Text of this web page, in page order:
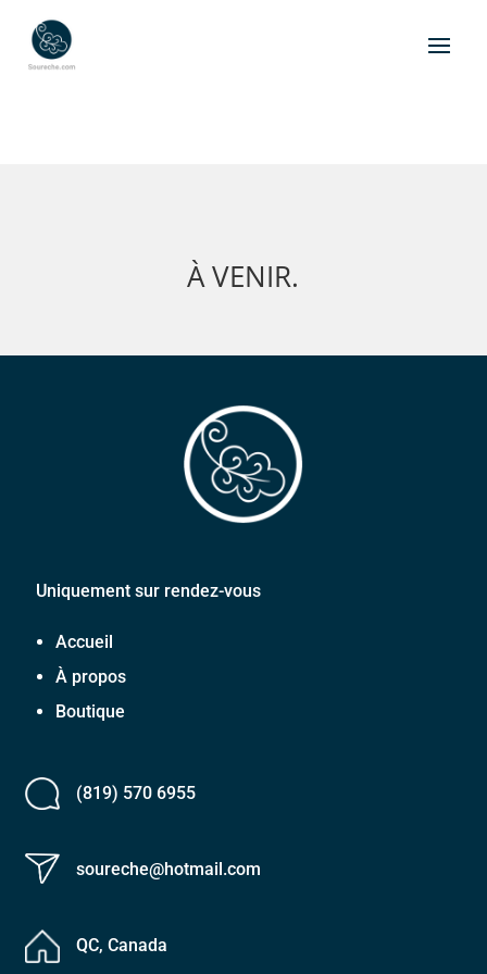
À VENIR.
Uniquement sur rendez-vous
Accueil
À propos
Boutique
(819) 570 6955
soureche@hotmail.com
QC, Canada